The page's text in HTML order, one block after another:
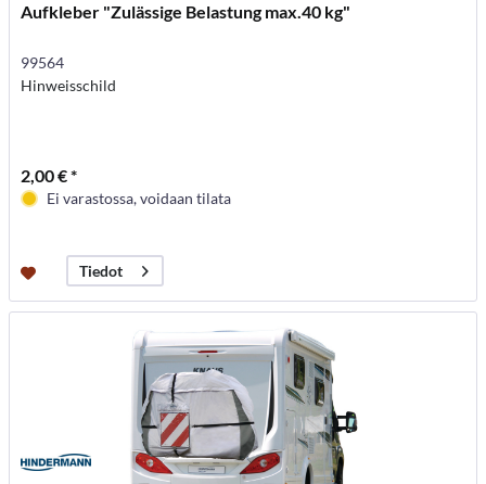
Aufkleber "Zulässige Belastung max.40 kg"
99564
Hinweisschild
2,00 € *
Ei varastossa, voidaan tilata
Tiedot